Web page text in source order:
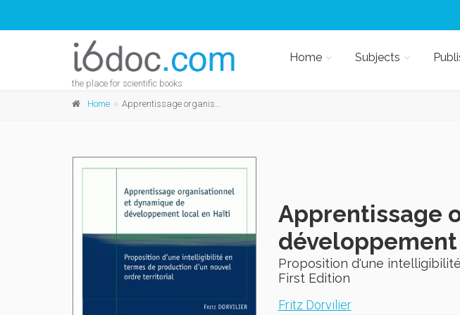
the place for scientific books
Home Subjects
Home Apprentissage organisationnel et dynamique de développement local en Haïti
Apprentissage
Proposition d'une
First Edition
Fritz Dorvilier